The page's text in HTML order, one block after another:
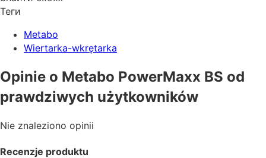
Теги
Metabo
Wiertarka-wkrętarka
Opinie o Metabo PowerMaxx BS od
prawdziwych użytkowników
Nie znaleziono opinii
Recenzje produktu